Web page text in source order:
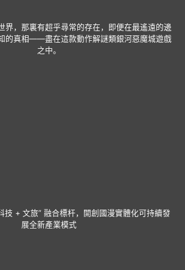
界，那裏有超乎尋常的存在，即便在最遙遠的邊
的真相——盡在這款動作解謎類銀河惡魔城遊戲
之中。
技 + 文旅” 融合標杆，開創國漫實體化可持續發
展全新產業模式